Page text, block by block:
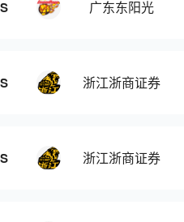
广东东阳光
浙江浙商证券
浙江浙商证券